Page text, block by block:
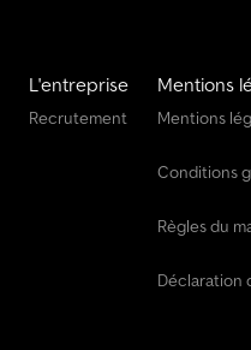
L'entreprise
Recrutement
Mentions
Mentions
Conditions
Règles du
Déclaration